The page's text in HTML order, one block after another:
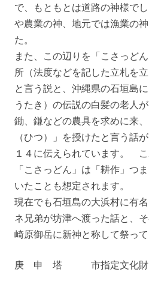
で、もともとは道路の神様で
や農業の神、地元では漁業の
た。
また、この辺りを「こさっど
所（法度などを記した立札を
と言う説と、沖縄県の石垣島
うたき）の伝説の白髪の老人
鋤、鎌などの農具を求めに来
（ひつ）」を授けたと言う話
１４に伝えられています。
「こさっどん」は「耕作」つ
いたことも想定されます。
現在でも石垣島の大浜村に有
ネ兄弟が坊津へ渡った話と、
崎原御岳に新神と称して祭って
庚 申 塔 市指定文化財